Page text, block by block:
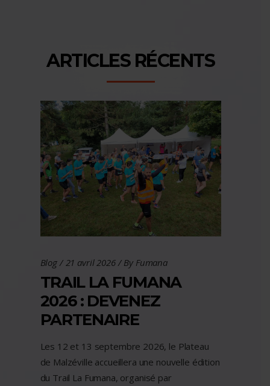
ARTICLES RÉCENTS
Blog 21 avril 2026 By Fumana
TRAIL LA FUMANA
2026 : DEVENEZ
PARTENAIRE
Les 12 et 13 septembre 2026, le Plateau
de Malzéville accueillera une nouvelle édition
du Trail La Fumana, organisé par